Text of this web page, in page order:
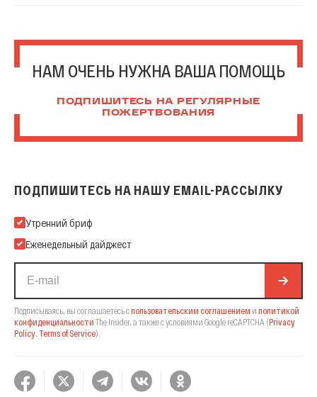
НАМ ОЧЕНЬ НУЖНА ВАША ПОМОЩЬ
ПОДПИШИТЕСЬ НА РЕГУЛЯРНЫЕ
ПОЖЕРТВОВАНИЯ
ПОДПИШИТЕСЬ НА НАШУ EMAIL-РАССЫЛКУ
Подпишитесь на нашу Email-рассылку
Утренний бриф
Еженедельный дайджест
Подписываясь, вы соглашаетесь спользовательским соглашением и политикой
конфиденциальности The Insider, а также с условиями Google reCAPTCHA (Privacy
Policy, Terms of Service).